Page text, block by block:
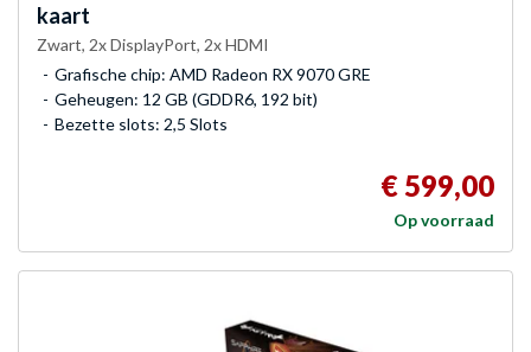
kaart
Zwart, 2x DisplayPort, 2x HDMI
Grafische chip: AMD Radeon RX 9070 GRE
Geheugen: 12 GB (GDDR6, 192 bit)
Bezette slots: 2,5 Slots
€ 599,00
Op voorraad